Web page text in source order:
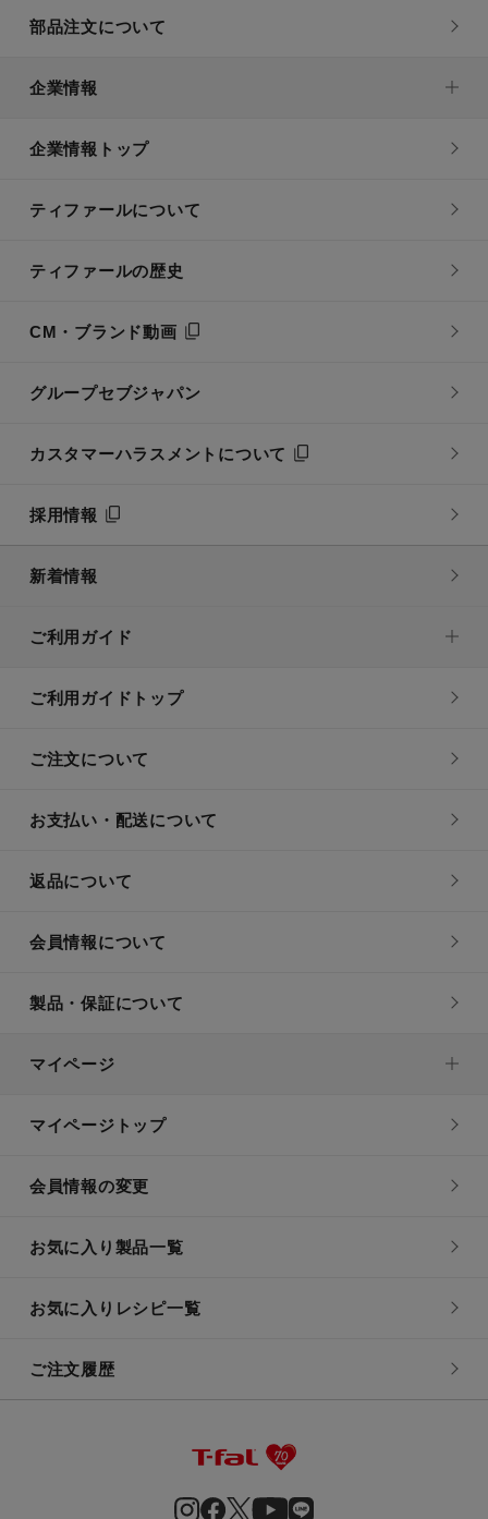
部品注文について
企業情報
企業情報トップ
ティファールについて
ティファールの歴史
CM・ブランド動画
グループセブジャパン
カスタマーハラスメントについて
採用情報
新着情報
ご利用ガイド
ご利用ガイドトップ
ご注文について
お支払い・配送について
返品について
会員情報について
製品・保証について
マイページ
マイページトップ
会員情報の変更
お気に入り製品一覧
お気に入りレシピ一覧
ご注文履歴